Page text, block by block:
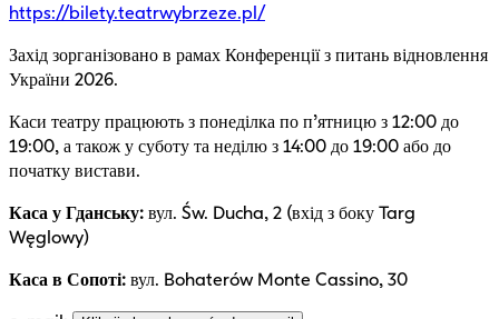
https://bilety.teatrwybrzeze.pl/
Захід зорганізовано в рамах Конференції з питань відновлення
України 2026.
Каси театру працюють з понеділка по п’ятницю з 12:00 до
19:00, а також у суботу та неділю з 14:00 до 19:00 або до
початку вистави.
Каса у Гданську: вул. Św. Ducha, 2 (вхід з боку Targ
Węglowy)
Каса в Сопоті: вул. Bohaterów Monte Cassino, 30